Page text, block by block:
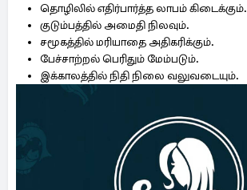
தொழிலில் எதிர்பார்த்த லாபம் கிடைக்கும்.
குடும்பத்தில் அமைதி நிலவும்.
சமூகத்தில் மரியாதை அதிகரிக்கும்.
பேச்சாற்றல் பெரிதும் மேம்படும்.
இக்காலத்தில் நிதி நிலை வலுவடையும்.